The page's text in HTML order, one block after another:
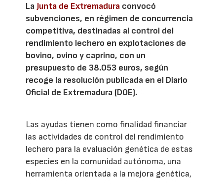
La Junta de Extremadura convocó
subvenciones, en régimen de concurrencia
competitiva, destinadas al control del
rendimiento lechero en explotaciones de
bovino, ovino y caprino, con un
presupuesto de 38.053 euros, según
recoge la resolución publicada en el Diario
Oficial de Extremadura (DOE).
Las ayudas tienen como finalidad financiar
las actividades de control del rendimiento
lechero para la evaluación genética de estas
especies en la comunidad autónoma, una
herramienta orientada a la mejora genética,